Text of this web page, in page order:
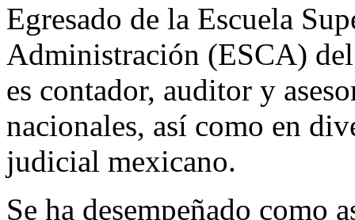
Egresado de la Escuela
Administración (ESCA)
es contador, auditor y
nacionales, así como en
judicial mexicano.
Se ha desempeñado como